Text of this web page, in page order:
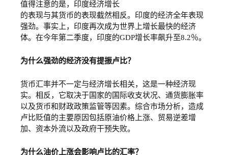
值得注意的是，印度经济增长
的表现与其货币的表现截然相反。印度的经济全年表现
强劲。事实上，印度再次成为世界上增长最快的经济
体。在今年第二季度，印度的GDP增长率飙升至8.2％。
为什么强劲的经济没有提振卢比？
货币汇率并不一定与经济增长相关，这是一种经济现
实。相反，它取决于国家的国际收支状况、通货膨胀率
以及货币和财政政策监管等因素。综合市场分析，造成
卢比贬值的主要原因包括原油价格上涨、贸易逆差增
加、资本外流以及政府干预失败。
为什么油价上涨会影响卢比的汇率？